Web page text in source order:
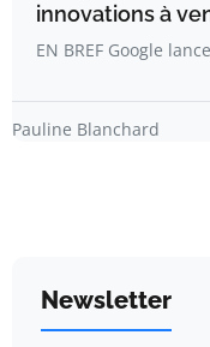
innovations à
EN BREF Google
Pauline Blanchard
Newsletter